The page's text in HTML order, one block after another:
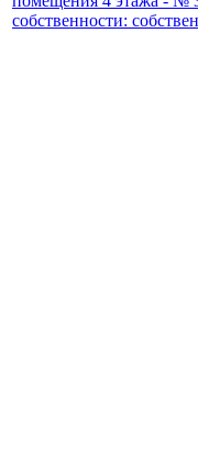
собственности: